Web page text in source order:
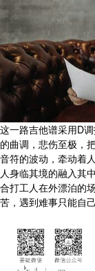
这一路吉他谱采用D
的曲调，悲伤至极，
音符的波动，牵动着
人身临其境的融入其
合打工人在外漂泊的
苦，遇到难事只能自